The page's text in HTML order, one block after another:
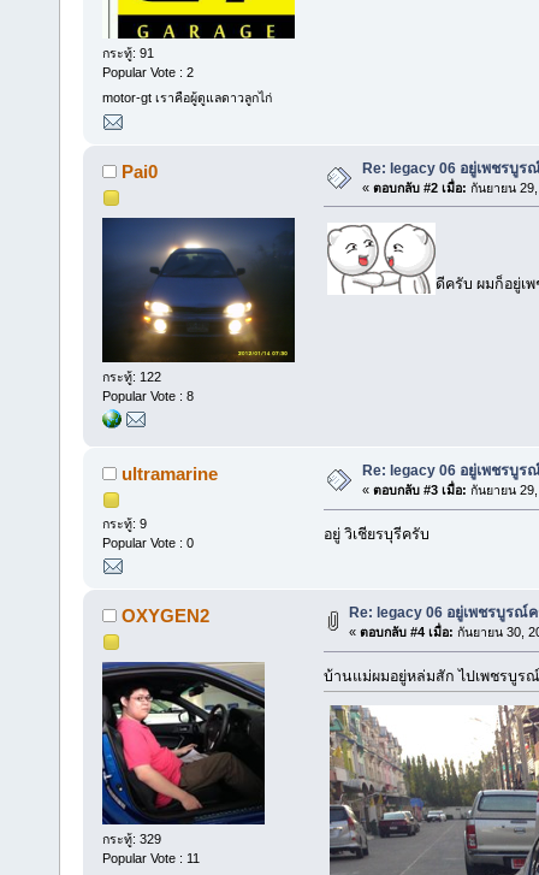
กระทู้: 91
Popular Vote : 2
motor-gt เราคือผู้ดูแลดาวลูกไก่
Pai0
กระทู้: 122
Popular Vote : 8
Re: legacy 06 อยู่เพชรบูร
« ตอบกลับ #2 เมื่อ: กันยายน
ดีครับ ผมก็อยู่เ
ultramarine
กระทู้: 9
Popular Vote : 0
Re: legacy 06 อยู่เพชรบูร
« ตอบกลับ #3 เมื่อ: กันยายน
อยู่ วิเชียรบุรีครับ
OXYGEN2
กระทู้: 329
Popular Vote : 11
Re: legacy 06 อยู่เพชรบูรณ์
« ตอบกลับ #4 เมื่อ: กันยายน 30,
บ้านแม่ผมอยู่หล่มสัก ไปเพชรบูรณ์